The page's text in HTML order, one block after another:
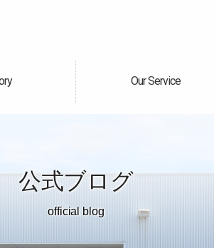
場 Our Service
サービス案内
公式ブログ
official blog